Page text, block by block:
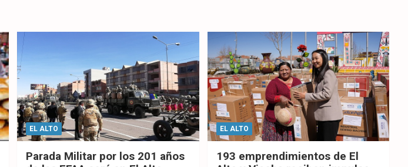
EL ALTO
Parada Militar por los 201 años
EL ALTO
193 emprendimientos de El